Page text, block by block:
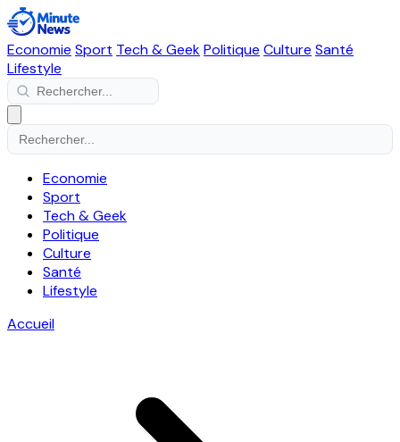
Economie Sport Tech & GeekPolitique Culture Santé
Lifestyle
Economie
Sport
Tech & Geek
Politique
Culture
Santé
Lifestyle
Accueil